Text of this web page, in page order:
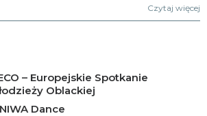
Czytaj więcej
– Europejskie Spotkanie
Oblackiej
Dance